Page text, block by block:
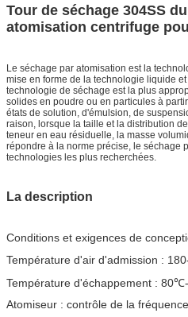
Tour de séchage 304SS
atomisation centrifuge
Le séchage par atomisation est la
mise en forme de la technologie liquide
technologie de séchage est la plus
solides en poudre ou en particules à
états de solution, d'émulsion, de
raison, lorsque la taille et la distribution
teneur en eau résiduelle, la masse
répondre à la norme précise, le séchage
technologies les plus recherchées.
La description
Conditions et exigences de
Température d'air d'admission :
Température d'échappement :
Atomiseur : contrôle de la